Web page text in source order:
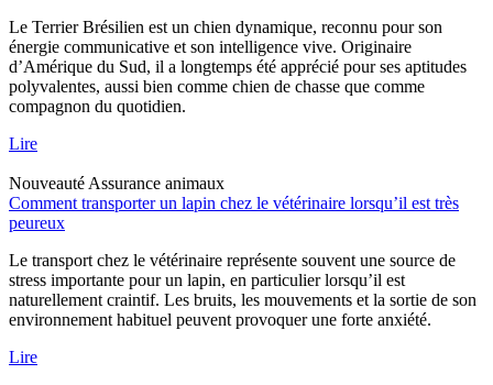
Le Terrier Brésilien est un chien dynamique, reconnu pour son
énergie communicative et son intelligence vive. Originaire
d’Amérique du Sud, il a longtemps été apprécié pour ses aptitudes
polyvalentes, aussi bien comme chien de chasse que comme
compagnon du quotidien.
Lire
Nouveauté Assurance animaux
Comment transporter un lapin chez le vétérinaire lorsqu’il est très
peureux
Le transport chez le vétérinaire représente souvent une source de
stress importante pour un lapin, en particulier lorsqu’il est
naturellement craintif. Les bruits, les mouvements et la sortie de son
environnement habituel peuvent provoquer une forte anxiété.
Lire